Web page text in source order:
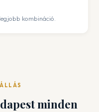
kombináció.
minden